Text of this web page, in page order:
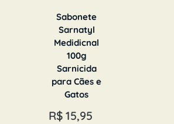
Sabonete
Sarnatyl
Medidicnal
100g
Sarnicida
para Cães e
Gatos
R$ 15,95